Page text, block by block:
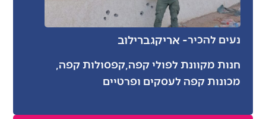
נעים להכיר- אריקגברילוב
חנות מקוונת לפולי קפה,קפסולות קפה,
מכונות קפה לעסקים ופרטיים